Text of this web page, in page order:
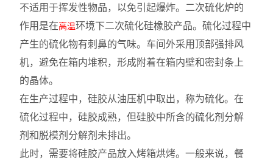
不适用于挥发性物品，以免引起爆炸。二次硫化炉的
作用是在高温环境下二次硫化硅橡胶产品。硫化过程中
产生的硫化物有刺鼻的气味。车间外采用顶部强排风
机，避免在箱内堆积，形成附着在箱内壁和密封条上
的晶体。
在生产过程中，硅胶从油压机中取出，称为硫化。在
硫化过程中，硅胶成熟，但硅胶中所含的硫化剂分解
剂和脱模剂分解剂未排出。
此时，需要将硅胶产品放入烤箱烘烤。一般来说，餐